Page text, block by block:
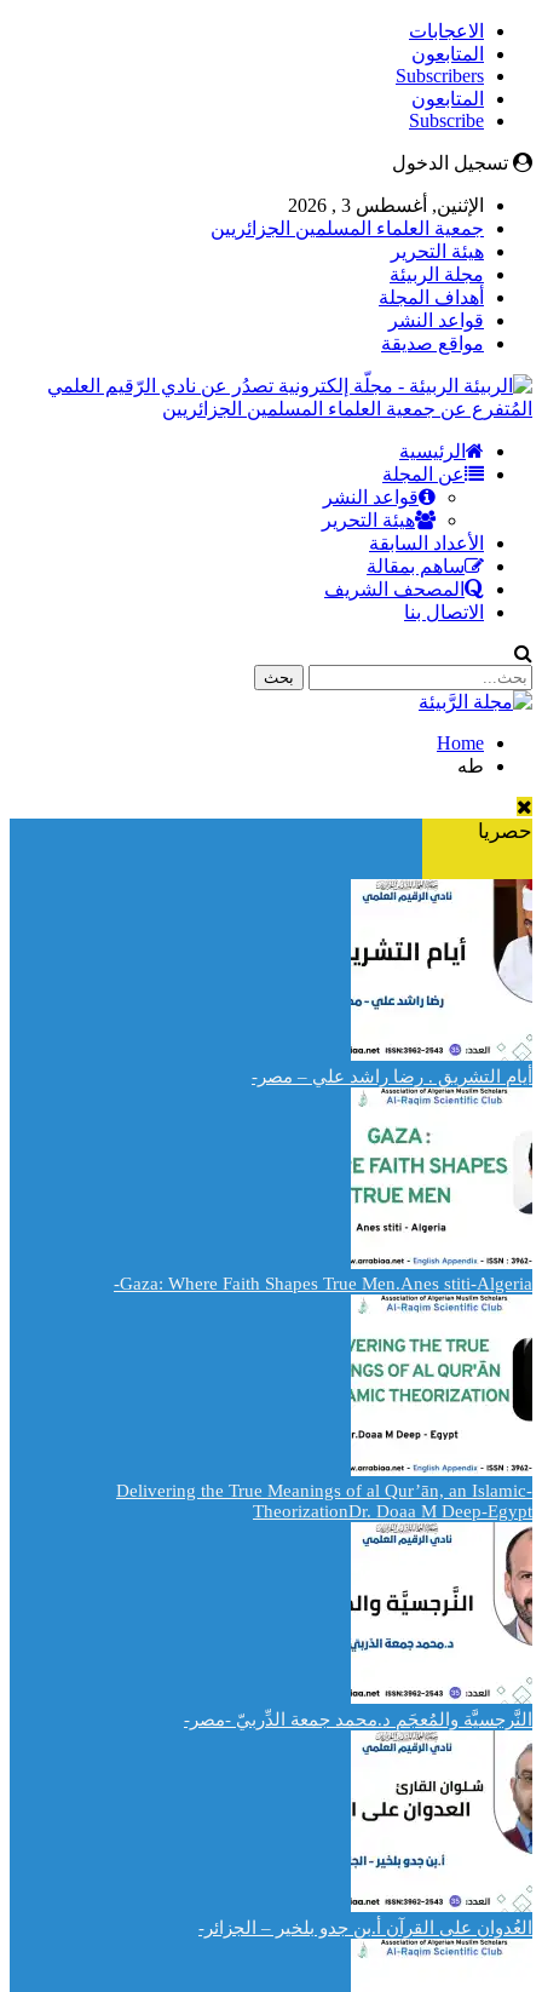
الاعجابات
المتابعون
Subscribers
المتابعون
Subscribe
تسجيل الدخول
الإثنين, أغسطس 3 , 2026
جمعية العلماء المسلمين الجزائريين
هيئة التحرير
مجلة الربيئة
أهداف المجلة
قواعد النشر
مواقع صديقة
الربيئة - مجلّة إلكترونية تصدُر عن نادي الرّقيم العلمي
المُتفرع عن جمعية العلماء المسلمين الجزائريين
الرئيسية
عن المجلة
قواعد النشر
هيئة التحرير
الأعداد السابقة
ساهم بمقالة
المصحف الشريف
الاتصال بنا
Home
طه
حصريا
أيام التشريق . رضا راشد علي – مصر-
Gaza: Where Faith Shapes True Men.Anes stiti-Algeria-
-Delivering the True Meanings of al Qur’ān, an Islamic
TheorizationDr. Doaa M Deep-Egypt
النَّرجسيَّة والمُعجَم د.محمد جمعة الدِّربيّ -مصر-
العُدوان على القرآن أ.بن جدو بلخير – الجزائر-